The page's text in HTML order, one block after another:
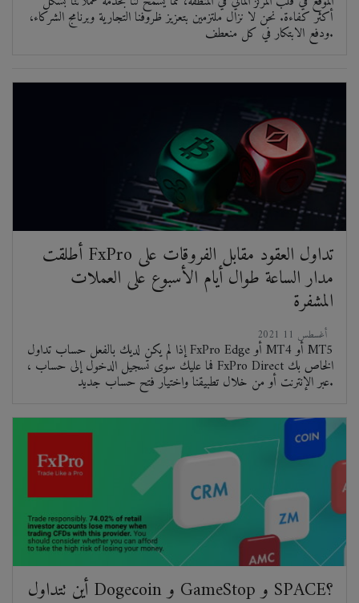
أكثر كفاءة. نحن لا نزال ملتزمين بتعزيز ظروفنا التجارية وبرنامج الشركاء،
ودفع الابتكار في كل منعطف.
أطلقت FxPro تداول العقود مقابل الفروقات على
مدار الساعة طوال أيام الأسبوع على العملات
المشفرة
إذا لم يكن لديك بالفعل حساب تداول FxPro Edge أو MT4 أو MT5
، فما عليك سوى تسجيل الدخول إلى حساب FxPro Direct الخاص بك
عبر الإنترنت أو من خلال تطبيقنا واختيار فتح حساب جديد.
أين تتداول Dogecoin و GameStop و SPACE؟